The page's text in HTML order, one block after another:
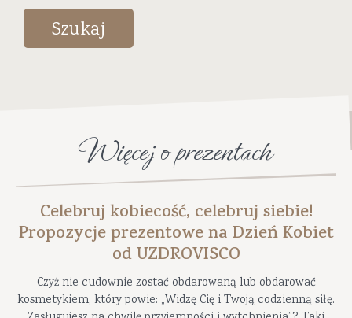
Szukaj
Więcej o prezentach
Celebruj kobiecość, celebruj siebie!
Propozycje prezentowe na Dzień Kobiet
od UZDROVISCO
Czyż nie cudownie zostać obdarowaną lub obdarować
kosmetykiem, który powie: „Widzę Cię i Twoją codzienną siłę.